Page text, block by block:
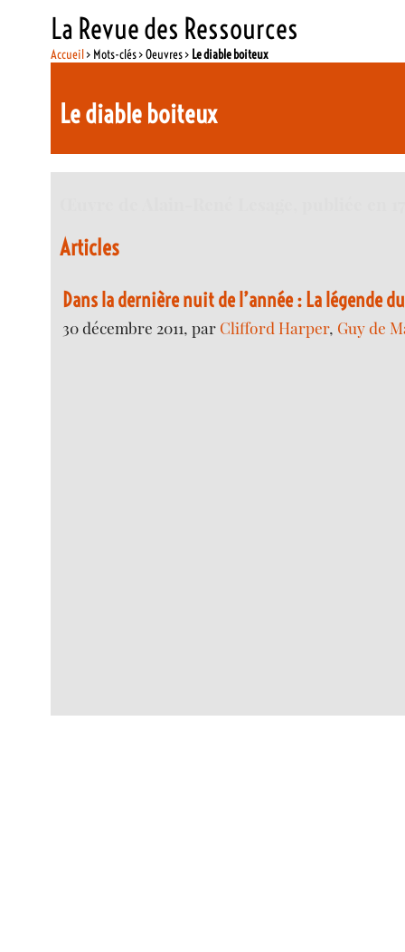
La Revue des Ressources
Accueil> Mots-clés > Oeuvres > Le diable boiteux
Le diable boiteux
Articles
Dans la dernière nuit de l’année : La légende
30 décembre 2011, par Clifford Harper, Guy de